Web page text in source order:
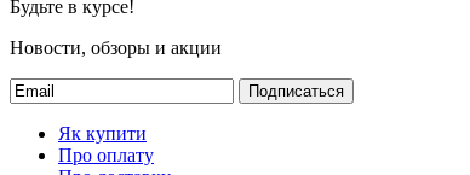
Будьте в курсе!
Новости, обзоры и акции
Подписаться
Як купити
Про оплату